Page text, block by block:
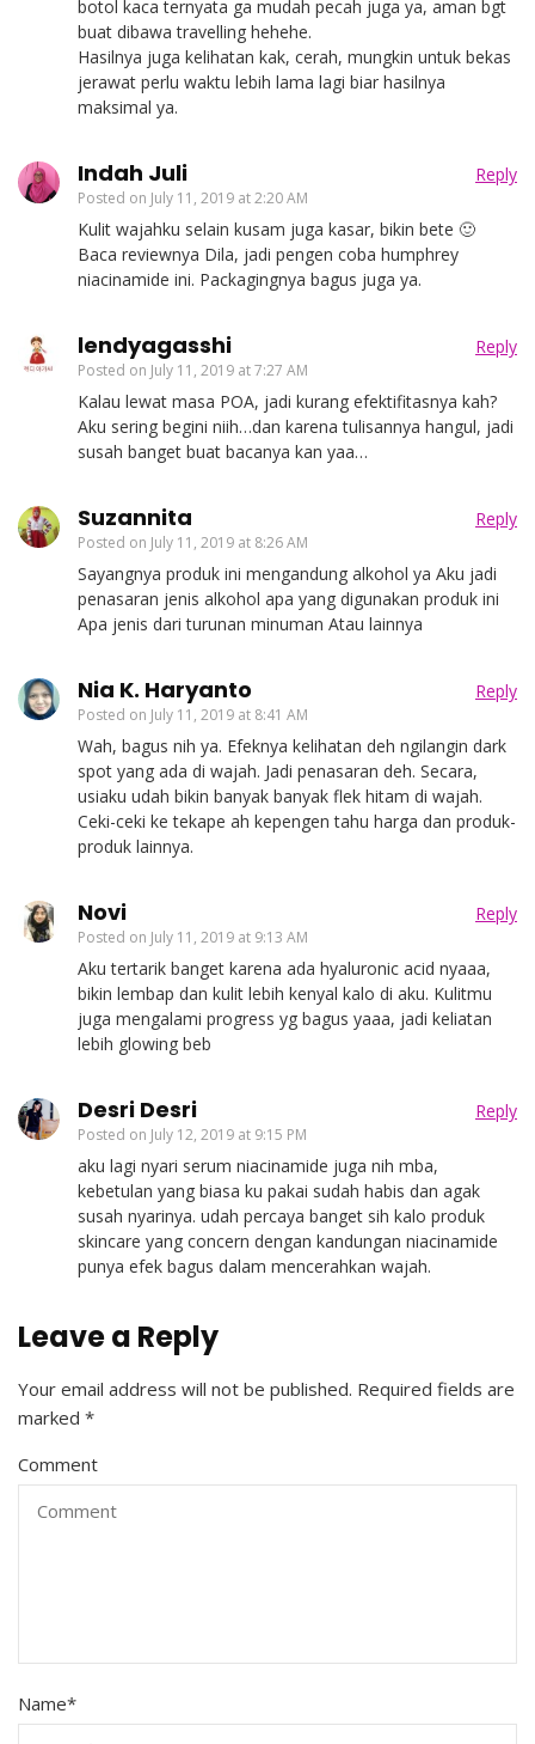
botol kaca ternyata ga mudah pecah juga ya, aman bgt
buat dibawa travelling hehehe.
Hasilnya juga kelihatan kak, cerah, mungkin untuk bekas
jerawat perlu waktu lebih lama lagi biar hasilnya
maksimal ya.
Indah Juli
Posted on July 11, 2019 at 2:20 AM
Reply
Kulit wajahku selain kusam juga kasar, bikin bete 🙂
Baca reviewnya Dila, jadi pengen coba humphrey
niacinamide ini. Packagingnya bagus juga ya.
lendyagasshi
Posted on July 11, 2019 at 7:27 AM
Reply
Kalau lewat masa POA, jadi kurang efektifitasnya kah?
Aku sering begini niih…dan karena tulisannya hangul, jadi
susah banget buat bacanya kan yaa…
Suzannita
Posted on July 11, 2019 at 8:26 AM
Reply
Sayangnya produk ini mengandung alkohol ya Aku jadi
penasaran jenis alkohol apa yang digunakan produk ini
Apa jenis dari turunan minuman Atau lainnya
Nia K. Haryanto
Posted on July 11, 2019 at 8:41 AM
Reply
Wah, bagus nih ya. Efeknya kelihatan deh ngilangin dark
spot yang ada di wajah. Jadi penasaran deh. Secara,
usiaku udah bikin banyak banyak flek hitam di wajah.
Ceki-ceki ke tekape ah kepengen tahu harga dan produk-
produk lainnya.
Novi
Posted on July 11, 2019 at 9:13 AM
Reply
Aku tertarik banget karena ada hyaluronic acid nyaaa,
bikin lembap dan kulit lebih kenyal kalo di aku. Kulitmu
juga mengalami progress yg bagus yaaa, jadi keliatan
lebih glowing beb
Desri Desri
Posted on July 12, 2019 at 9:15 PM
Reply
aku lagi nyari serum niacinamide juga nih mba,
kebetulan yang biasa ku pakai sudah habis dan agak
susah nyarinya. udah percaya banget sih kalo produk
skincare yang concern dengan kandungan niacinamide
punya efek bagus dalam mencerahkan wajah.
Leave a Reply
Your email address will not be published. Required fields are
marked *
Comment
Name*